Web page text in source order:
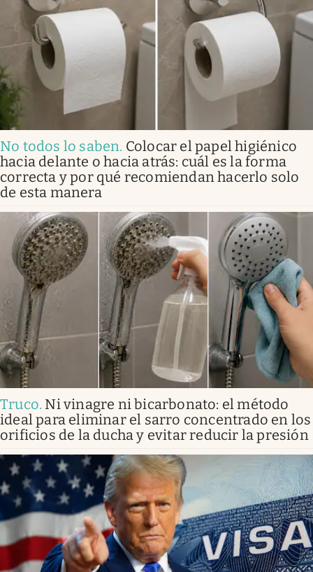
No todos lo saben. Colocar el papel higiénico
hacia delante o hacia atrás: cuál es la forma
correcta y por qué recomiendan hacerlo solo
de esta manera
Truco. Ni vinagre ni bicarbonato: el método
ideal para eliminar el sarro concentrado en los
orificios de la ducha y evitar reducir la presión